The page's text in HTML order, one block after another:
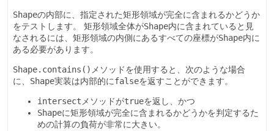
Shapeの内部に、指定された矩形領域が完全に含まれるかどうか
をテストします。
矩形領域全体がShape内に含まれていると見
なされるには、矩形領域の内側にあるすべての座標がShape内に
ある必要があります。
Shape.contains() メソッドを使用すると、次のような場合
に、 Shape実装は内部的にfalseを返すことができます。
intersect メソッドがtrueを返し、かつ
Shapeに矩形領域が完全に含まれるかどうかを判定するた
めの計算の負荷が非常に大きい。